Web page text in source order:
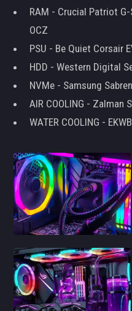
RAM - Crucial Patriot
OCZ
PSU - Be Quiet Corsair
HDD - Western Digital
NVMe - Samsung
AIR COOLING - Zalman
WATER COOLING -